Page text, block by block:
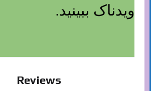
ویدناک ببینید.
Reviews